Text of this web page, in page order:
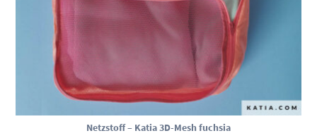
Netzstoff – Katia 3D-Mesh fuchsia